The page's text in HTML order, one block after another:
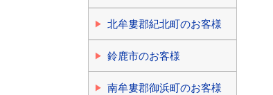
北牟婁郡紀北町のお客様
鈴鹿市のお客様
南牟婁郡御浜町のお客様